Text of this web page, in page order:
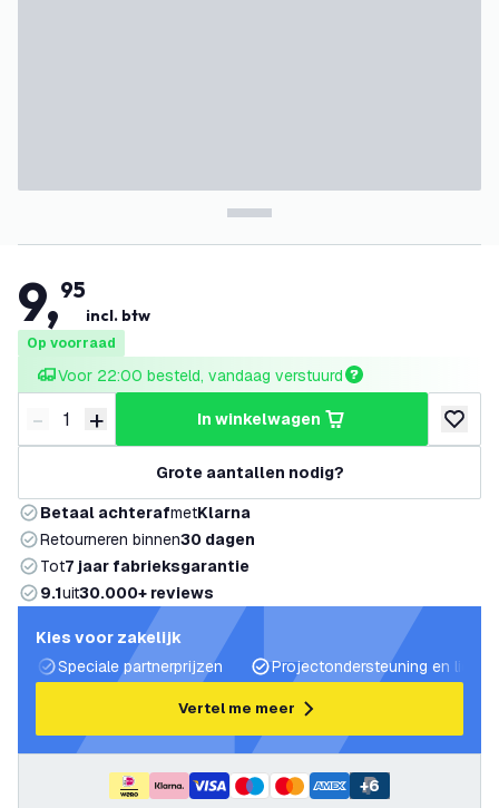
9,95
incl. btw
Op voorraad
Voor 22:00 besteld, vandaag verstuurd
Verminder hoeveelheid
- Verhoog hoeveelheid
+ in winkelwagen
Grote aantallen nodig?
Betaal achterafmetKlarna
Retourneren binnen30 dagen
Tot7 jaar fabrieksgarantie
9.1uit30.000+ reviews
Kies voor zakelijk
Speciale partnerprijzen
Projectondersteuning en
Vertel me meer
+6